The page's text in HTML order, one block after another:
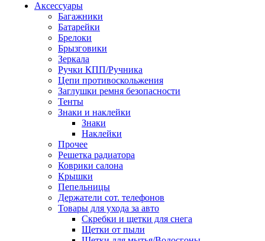
Аксессуары
Багажники
Батарейки
Брелоки
Брызговики
Зеркала
Ручки КПП/Ручника
Цепи противоскольжения
Заглушки ремня безопасности
Тенты
Знаки и наклейки
Знаки
Наклейки
Прочее
Решетка радиатора
Коврики салона
Крышки
Пепельницы
Держатели сот. телефонов
Товары для ухода за авто
Скребки и щетки для снега
Щетки от пыли